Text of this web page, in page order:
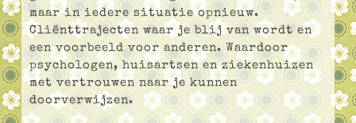
maar in iedere situatie opnieuw.
Cliënttrajecten waar je blij van wordt en
een voorbeeld voor anderen. Waardoor
psychologen, huisartsen en ziekenhuizen
met vertrouwen naar je kunnen
doorverwijzen.